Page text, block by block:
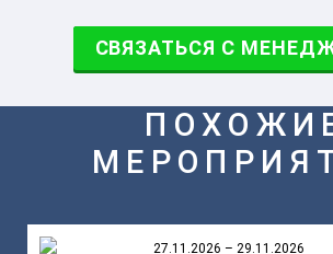
СВЯЗАТЬСЯ С
27.11.2026 – 29.11.2026